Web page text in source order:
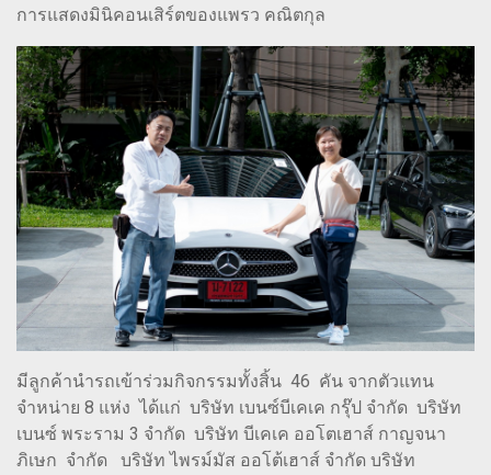
การแสดงมินิคอนเสิร์ตของแพรว คณิตกุล
มีลูกค้านำรถเข้าร่วมกิจกรรมทั้งสิ้น 46 คัน จากตัวแทน
จำหน่าย 8 แห่ง ได้แก่ บริษัท เบนซ์บีเคเค กรุ๊ป จำกัด บริษัท
เบนซ์ พระราม 3 จำกัด บริษัท บีเคเค ออโตเฮาส์ กาญจนา
ภิเษก จำกัด บริษัท ไพรม์มัส ออโต้เฮาส์ จำกัด บริษัท